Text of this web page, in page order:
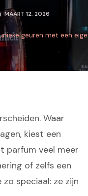
MAART 12, 2026
geuren met een
Waar
kiest een
parfum veel meer
of zelfs een
speciaal: ze zijn